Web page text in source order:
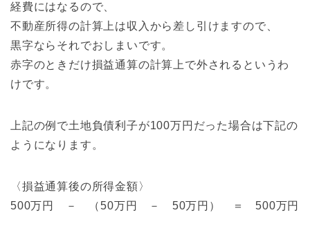
経費にはなるので、
不動産所得の計算上は収入から差し引けますので、
黒字ならそれでおしまいです。
赤字のときだけ損益通算の計算上で外されるというわ
けです。
上記の例で土地負債利子が100万円だった場合は下記の
ようになります。
〈損益通算後の所得金額〉
500万円 － （50万円 － 50万円） ＝ 500万円